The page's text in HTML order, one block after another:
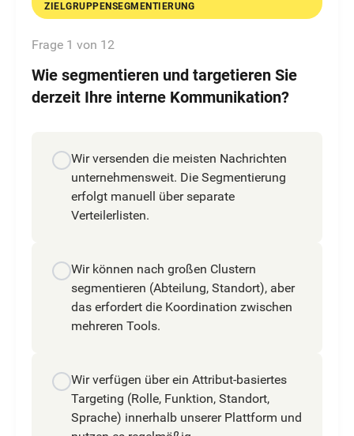
ZIELGRUPPENSEGMENTIERUNG
Frage 1 von 12
Wie segmentieren und targetieren Sie
derzeit Ihre interne Kommunikation?
Wir versenden die meisten Nachrichten
unternehmensweit. Die Segmentierung
erfolgt manuell über separate
Verteilerlisten.
Wir können nach großen Clustern
segmentieren (Abteilung, Standort), aber
das erfordert die Koordination zwischen
mehreren Tools.
Wir verfügen über ein Attribut-basiertes
Targeting (Rolle, Funktion, Standort,
Sprache) innerhalb unserer Plattform und